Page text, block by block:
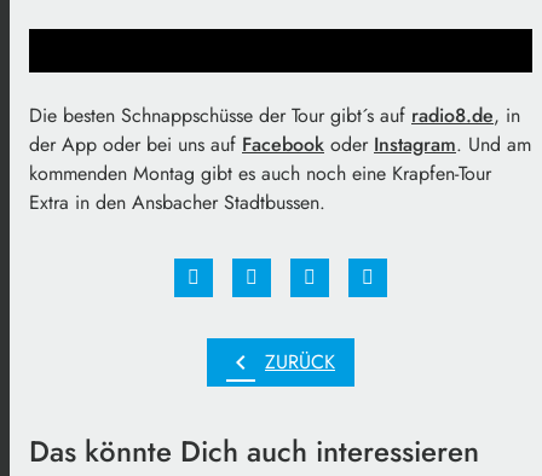
Die besten Schnappschüsse der Tour gibt´s auf radio8.de, in
der App oder bei uns auf Facebook oder Instagram. Und am
kommenden Montag gibt es auch noch eine Krapfen-Tour
Extra in den Ansbacher Stadtbussen.
chevron_left ZURÜCK
Das könnte Dich auch interessieren